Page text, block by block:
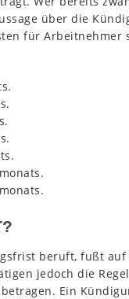
über die
für Arbeitnehmer
beruft, fußt auf
jedoch die
betragen. Ein